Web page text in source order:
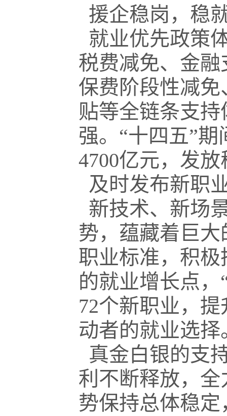
援企稳岗，稳
就业优先政策
税费减免、金
保费阶段性减
贴等全链条支
强。“十四五”
4700亿元，发
及时发布新职
新技术、新场
势，蕴藏着巨
职业标准，积
的就业增长点
72个新职业，
动者的就业选择
真金白银的支
利不断释放，
势保持总体稳